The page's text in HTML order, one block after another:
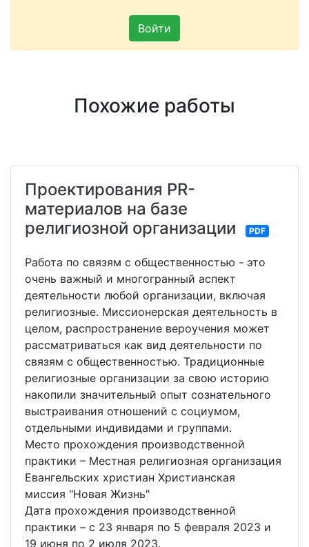
Войти
Похожие работы
Проектирования PR-
материалов на базе
религиозной организации
PDF
Работа по связям с общественностью - это
очень важный и многогранный аспект
деятельности любой организации, включая
религиозные. Миссионерская деятельность в
целом, распространение вероучения может
рассматриваться как вид деятельности по
связям с общественностью. Традиционные
религиозные организации за свою историю
накопили значительный опыт сознательного
выстраивания отношений с социумом,
отдельными индивидами и группами.
Место прохождения производственной
практики – Местная религиозная организация
Евангельских христиан Христианская
миссия "Новая Жизнь"
Дата прохождения производственной
практики – с 23 января по 5 февраля 2023 и
19 июня по 2 июля 2023.